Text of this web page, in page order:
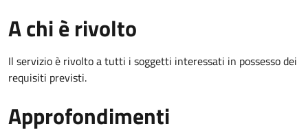
A chi è rivolto
Il servizio è rivolto a tutti i soggetti interessati in possesso dei
requisiti previsti.
Approfondimenti